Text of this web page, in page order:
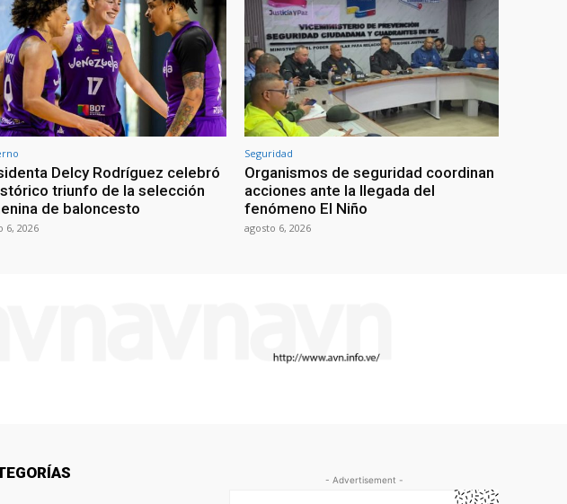
Delcy Rodríguez celebró
triunfo de la selección
de baloncesto
6, 2026
Seguridad
Organismos de seguridad coordinan
acciones ante la llegada del
fenómeno El Niño
agosto 6, 2026
- Advertisement -